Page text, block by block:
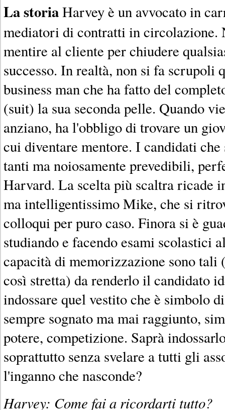
La storiaHarvey è un avvocato in
mediatori di contratti in circolazione.
mentire al cliente per chiudere
successo. In realtà, non si fa scrupoli
business man che ha fatto del
(suit) la sua seconda pelle. Quando
anziano, ha l'obbligo di trovare un
cui diventare mentore. I candidati che
tanti ma noiosamente prevedibili,
Harvard. La scelta più scaltra ricade
ma intelligentissimo Mike, che si
colloqui per puro caso. Finora si è
studiando e facendo esami scolastici
capacità di memorizzazione sono tali
così stretta) da renderlo il candidato
indossare quel vestito che è simbolo
sempre sognato ma mai raggiunto,
potere, competizione. Saprà
soprattutto senza svelare a tutti gli
l'inganno che nasconde?
Harvey: Come fai a ricordarti tutto?